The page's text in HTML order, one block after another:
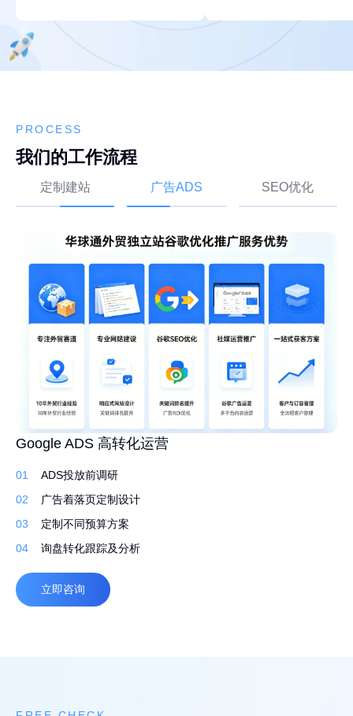
PROCESS
我们的工作流程
定制建站 广告ADS SEO优化
高转化外贸建站 持续获取询盘
01
先策划，再建站
02
定制建站系统，灵活易用
03
定制化设计，打造独特品牌
04
自适应，多语言
立即咨询
Google ADS 高转化运营
01
ADS投放前调研
02
广告着落页定制设计
03
定制不同预算方案
04
询盘转化跟踪及分析
立即咨询
外贸网站 Google SEO 白帽排名优化
01
行业调研了解产品
02
筛选合适的关键词排名
03
撰写原创文案 定期更新
04
高质量外链
立即咨询